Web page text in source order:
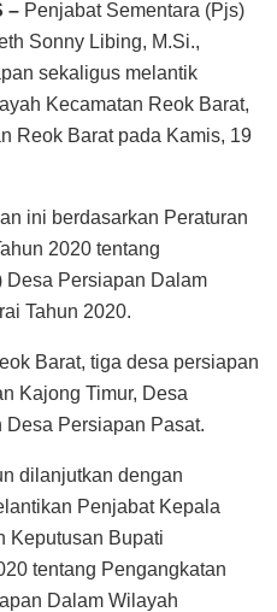
– Penjabat Sementara (Pjs)
Sonny Libing, M.Si.,
sekaligus melantik
Kecamatan Reok Barat,
Reok Barat pada Kamis, 19
ini berdasarkan Peraturan
2020 tentang
Desa Persiapan Dalam
Tahun 2020.
Barat, tiga desa persiapan
Kajong Timur, Desa
Desa Persiapan Pasat.
dilanjutkan dengan
Penjabat Kepala
Keputusan Bupati
tentang Pengangkatan
Dalam Wilayah